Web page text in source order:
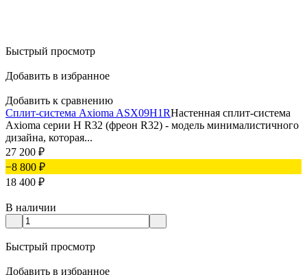
Быстрый просмотр
Добавить в избранное
Добавить к сравнению
Сплит-система Axioma ASX09H1RНастенная сплит-система
Axioma серии H R32 (фреон R32) - модель минималистичного
дизайна, которая...
27 200 ₽
−8 800 ₽
18 400 ₽
В наличии
Быстрый просмотр
Добавить в избранное